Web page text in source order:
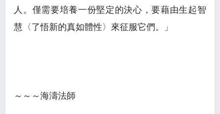
人。僅需要培養一份堅定的決心，要藉由生起智
慧〈了悟新的真如體性〉來征服它們。」
～～～海濤法師